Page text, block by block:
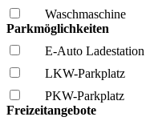
Wasch­maschine
Parkmöglichkeiten
E-Auto Ladestation
LKW-Parkplatz
PKW-Parkplatz
Freizeitangebote